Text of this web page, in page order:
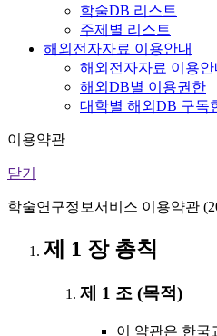
학술DB 리스트
주제별 리스트
해외전자자료 이용안내
해외전자자료 이용안
해외DB별 이용권한
대학별 해외DB 구독
이용약관
닫기
학술연구정보서비스 이용약관
제 1 장 총칙
제 1 조 (목적)
이 약관은 한국